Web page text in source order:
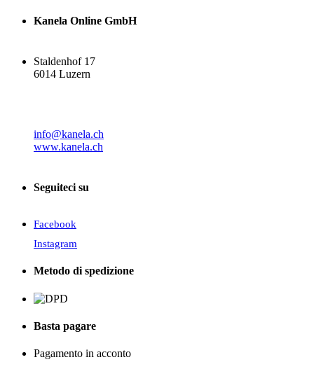
Kanela Online GmbH
Staldenhof 17
6014 Luzern
info@kanela.ch
www.kanela.ch
Seguiteci su
Facebook
Instagram
Metodo di spedizione
Basta pagare
Pagamento in acconto